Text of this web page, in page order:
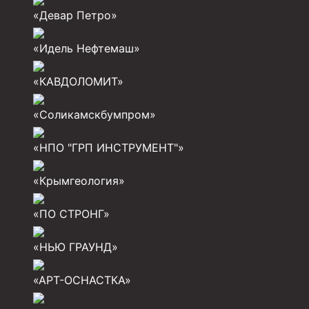
Инструмент для бурения и КРС (ловильный,
Шаблоны колонные
Перья гидромониторные
Пауки гидравлические
Ерши механические
Скреперы механические
«Девар Петро»
«Идель Нефтемаш»
«КАВДОЛОМИТ»
«Соликамскбумпром»
«НПО "ГРП ИНСТРУМЕНТ"»
«Крымгеология»
«ПО СТРОНГ»
«НЬЮ ГРАУНД»
«АРТ-ОСНАСТКА»